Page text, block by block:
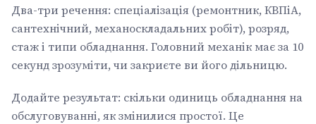
Два-три речення: спеціалізація (ремонтник, КВПіА,
сантехнічний, механоскладальних робіт), розряд,
стаж і типи обладнання. Головний механік має за 10
секунд зрозуміти, чи закриєте ви його дільницю.
Додайте результат: скільки одиниць обладнання на
обслуговуванні, як змінилися простої. Це